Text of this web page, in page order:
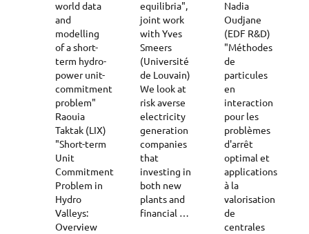
world data
and
modelling
of a short-
term hydro-
power unit-
commitment
problem"
Raouia
Taktak (LIX)
"Short-term
Unit
Commitment
Problem in
Hydro
Valleys:
Overview
equilibria",
joint work
with Yves
Smeers
(Université
de Louvain)
We look at
risk averse
electricity
generation
companies
that
investing in
both new
plants and
financial …
Nadia
Oudjane
(EDF R&D)
"Méthodes
de
particules
en
interaction
pour les
problèmes
d'arrêt
optimal et
applications
à la
valorisation
de
centrales